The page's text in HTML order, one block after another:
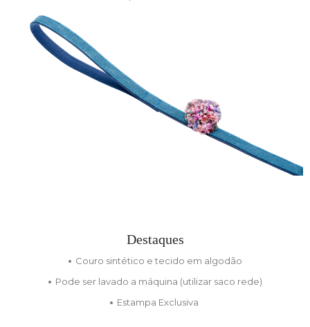
Destaques
Couro sintético e tecido em algodão
Pode ser lavado a máquina (utilizar saco rede)
Estampa Exclusiva